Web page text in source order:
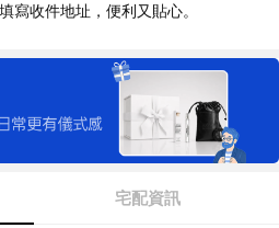
寫收件地址，便利又貼心。
宅配資訊